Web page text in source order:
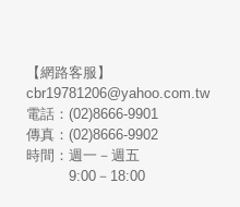
【網路客服】
cbr19781206@yahoo.com.tw
電話：(02)8666-9901
傳真：(02)8666-9902
時間：週一－週五
9:00－18:00